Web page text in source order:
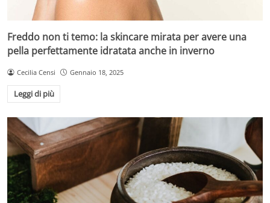
Freddo non ti temo: la skincare mirata per avere una
pella perfettamente idratata anche in inverno
Cecilia Censi Gennaio 18, 2025
Leggi di più